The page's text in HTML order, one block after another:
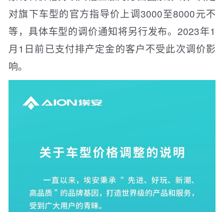
对旗下车型的官方指导价上调3000至8000元不
等，具体车型的调价通知将另行发布。2023年1
月1日前已支付排产定金的客户不受此次调价影
响。